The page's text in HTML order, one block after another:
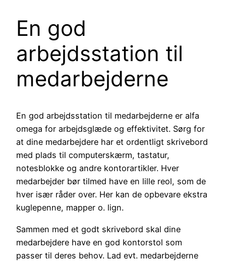
En god
arbejdsstation til
medarbejderne
En god arbejdsstation til medarbejderne er alfa
omega for arbejdsglæde og effektivitet. Sørg for
at dine medarbejdere har et ordentligt skrivebord
med plads til computerskærm, tastatur,
notesblokke og andre kontorartikler. Hver
medarbejder bør tilmed have en lille reol, som de
hver især råder over. Her kan de opbevare ekstra
kuglepenne, mapper o. lign.
Sammen med et godt skrivebord skal dine
medarbejdere have en god kontorstol som
passer til deres behov. Lad evt. medarbejderne